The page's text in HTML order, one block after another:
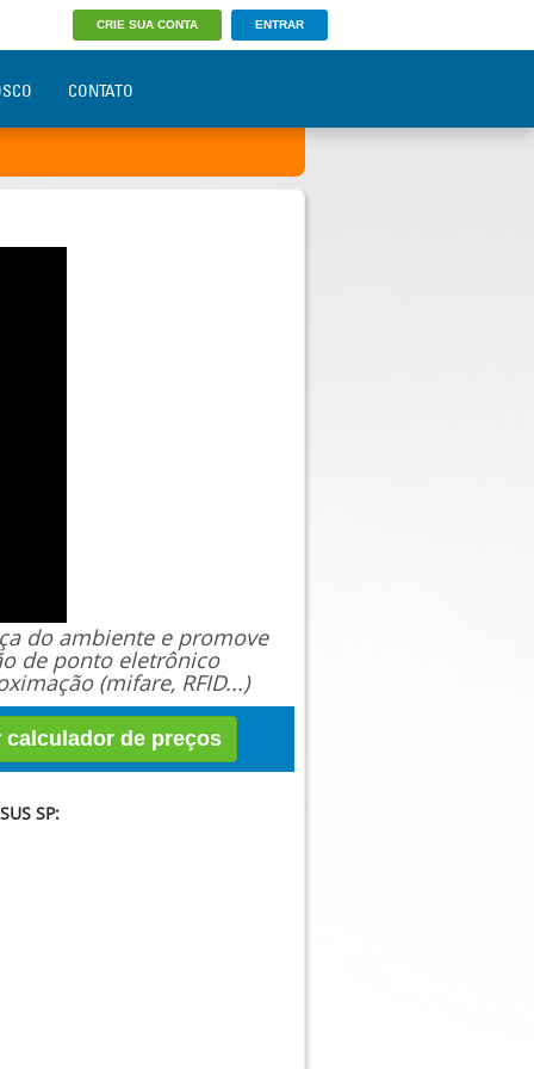
CRIE SUA CONTA ENTRAR
CONTATO
do ambiente e promove
de ponto eletrônico
(mifare, RFID...)
calculador de preços
SP: